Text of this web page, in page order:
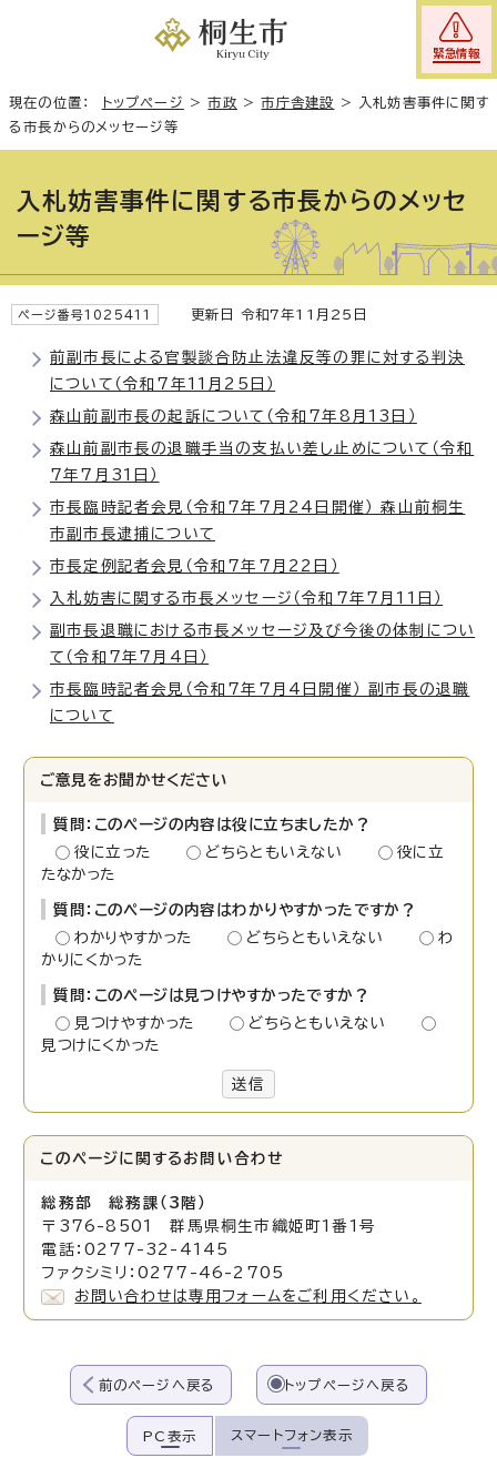
緊急情報
現在の位置： トップページ >市政 >市庁舎建設 >
入札妨害事件に関す
る市長からのメッセージ等
入札妨害事件に関する市長からのメッセ
ージ等
ページ番号1025411 更新日 令和7年11月25日
前副市長による官製談合防止法違反等の罪に対する判決
について（令和7年11月25日）
森山前副市長の起訴について（令和7年8月13日）
森山前副市長の退職手当の支払い差し止めについて（令和
7年7月31日）
市長臨時記者会見（令和7年7月24日開催） 森山前桐生
市副市長逮捕について
市長定例記者会見（令和7年7月22日）
入札妨害に関する市長メッセージ（令和7年7月11日）
副市長退職における市長メッセージ及び今後の体制につい
て（令和7年7月4日）
市長臨時記者会見（令和7年7月4日開催） 副市長の退職
について
ご意見をお聞かせください
質問：このページの内容は役に立ちましたか？
役に立った
どちらともいえない
役に立
たなかった
質問：このページの内容はわかりやすかったですか？
わかりやすかった
どちらともいえない
わ
かりにくかった
質問：このページは見つけやすかったですか？
見つけやすかった
どちらともいえない
見つけにくかった
送信
このページに関する お問い合わせ
総務部 総務課（3階）
〒376-8501 群馬県桐生市織姫町1番1号
電話：0277-32-4145
ファクシミリ：0277-46-2705
お問い合わせは専用フォームをご利用ください。
前のページへ戻る トップページへ戻る
PC表示 スマートフォン表示